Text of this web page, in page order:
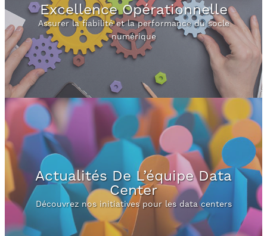
Excellence Opérationnelle
Assurer la fiabilité et la performance du socle
numérique
Actualités De L’équipe Data
Center
Découvrez nos initiatives pour les data centers